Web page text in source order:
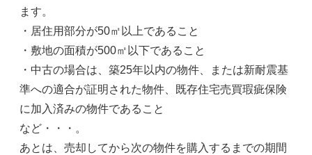
ます。
・居住用部分が50㎡以上であること
・敷地の面積が500㎡以下であること
・中古の場合は、築25年以内の物件、または新耐震基
準への適合が証明された物件、既存住宅売買瑕疵保険
に加入済みの物件であること
など・・・。
あとは、売却してから次の物件を購入するまでの期間